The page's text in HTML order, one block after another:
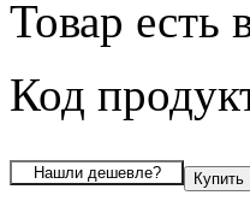
Товар есть
Код